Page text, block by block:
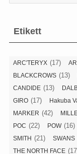
Etikett
ARC'TERYX (17)
BLACKCROWS (13)
CANDIDE (13)
GIRO (17) Hakuba
MARKER (42)
POC (22) POW(16)
SMITH (21) SWANS
THE NORTH FACE (17